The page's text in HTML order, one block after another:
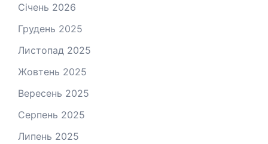
Січень 2026
Грудень 2025
Листопад 2025
Жовтень 2025
Вересень 2025
Серпень 2025
Липень 2025